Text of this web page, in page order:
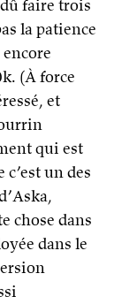
faire trois
la patience
(À force
et
qui est
un des
chose dans
dans le